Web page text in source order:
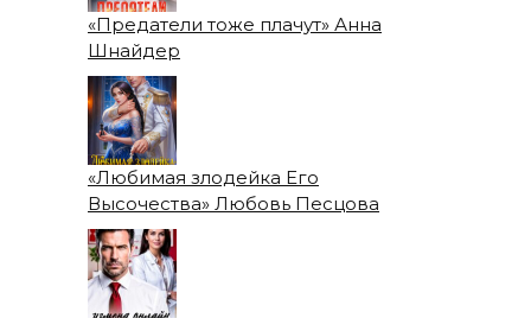
«Предатели тоже плачут» Анна
Шнайдер
«Любимая злодейка Его
Высочества» Любовь Песцова